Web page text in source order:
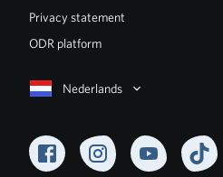
Nederlands
Privacy statement
ODR platform
FacebookInstagramYouTubeTikTok